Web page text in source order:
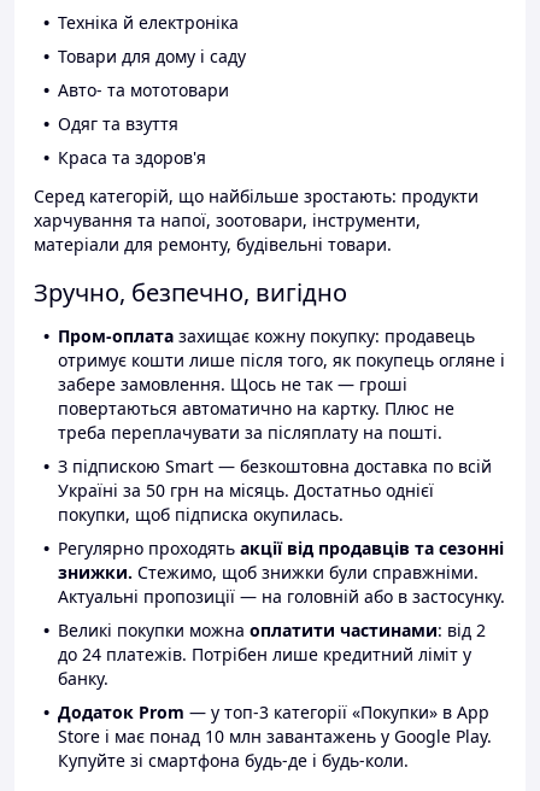
Техніка й електроніка
Товари для дому і саду
Авто- та мототовари
Одяг та взуття
Краса та здоров'я
Серед категорій, що найбільше зростають: продукти
харчування та напої, зоотовари, інструменти,
матеріали для ремонту, будівельні товари.
Зручно, безпечно, вигідно
Пром-оплата захищає кожну покупку: продавець
отримує кошти лише після того, як покупець огляне і
забере замовлення. Щось не так — гроші
повертаються автоматично на картку. Плюс не
треба переплачувати за післяплату на пошті.
З підпискою Smart — безкоштовна доставка по всій
Україні за 50 грн на місяць. Достатньо однієї
покупки, щоб підписка окупилась.
Регулярно проходять акції від продавців та сезонні
знижки. Стежимо, щоб знижки були справжніми.
Актуальні пропозиції — на головній або в застосунку.
Великі покупки можна оплатити частинами: від 2
до 24 платежів. Потрібен лише кредитний ліміт у
банку.
Додаток Prom — у топ-3 категорії «Покупки» в App
Store і має понад 10 млн завантажень у Google Play.
Купуйте зі смартфона будь-де і будь-коли.